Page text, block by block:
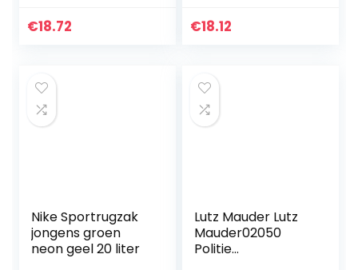
€18.72
meisjes en jongens,
€18.12
Nike Sportrugzak
jongens groen
neon geel 20 liter
Lutz Mauder Lutz
Mauder02050
Politie